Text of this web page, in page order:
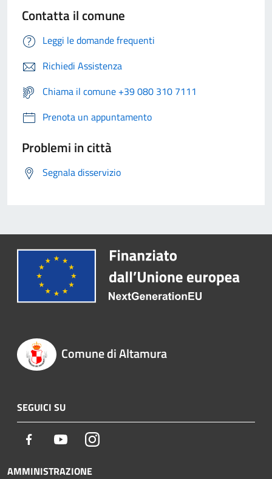
Contatta il comune
Leggi le domande frequenti
Richiedi Assistenza
Chiama il comune +39 080 310 7111
Prenota un appuntamento
Problemi in città
Segnala disservizio
Comune di Altamura
SEGUICI SU
Facebook YoutubeInstagram
AMMINISTRAZIONE